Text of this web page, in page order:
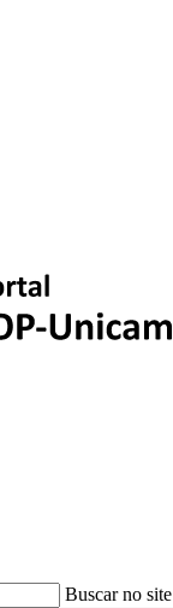
Buscar no site